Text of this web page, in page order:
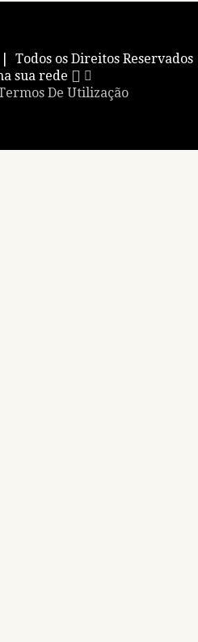
Todos os Direitos Reservados
sua rede
De Utilização